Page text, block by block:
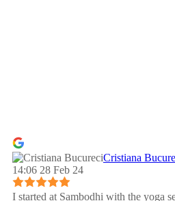
Cristiana
14:06 28 Feb 24
I started at Sambodhi with the yoga